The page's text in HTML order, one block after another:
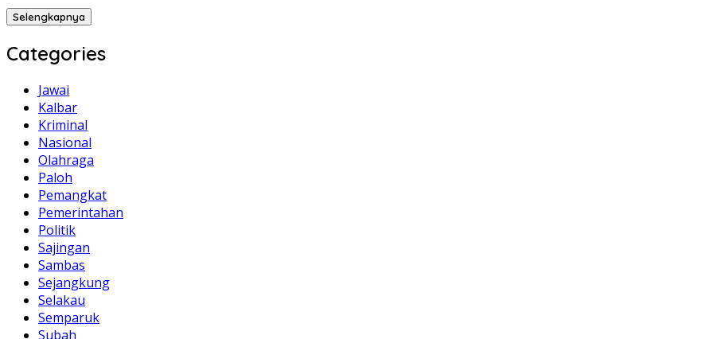
Selengkapnya
Categories
Jawai
Kalbar
Kriminal
Nasional
Olahraga
Paloh
Pemangkat
Pemerintahan
Politik
Sajingan
Sambas
Sejangkung
Selakau
Semparuk
Subah